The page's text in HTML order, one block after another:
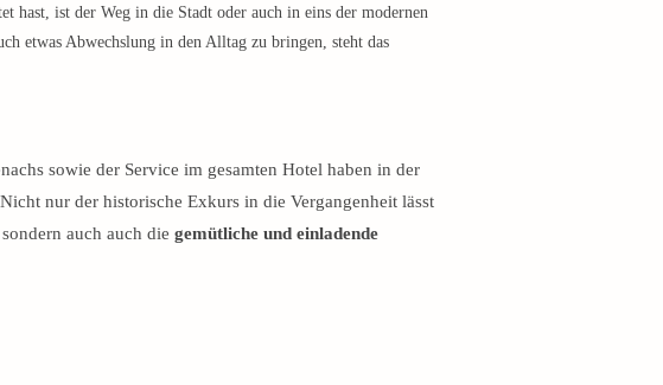
hast, ist der Weg in die Stadt oder auch in eins der modernen
etwas Abwechslung in den Alltag zu bringen, steht das
sowie der Service im gesamten Hotel haben in der
nur der historische Exkurs in die Vergangenheit lässt
auch auch die gemütliche und einladende